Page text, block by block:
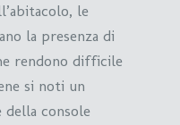
le
la presenza di
rendono difficile
si noti un
della console